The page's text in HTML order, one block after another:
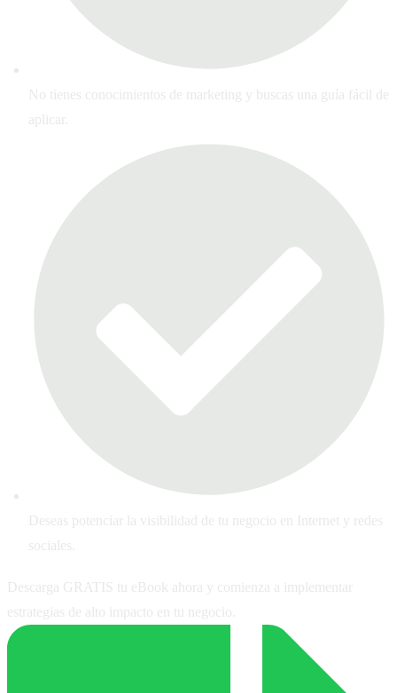
No tienes conocimientos de marketing y buscas una guía fácil de
aplicar.
Deseas potenciar la visibilidad de tu negocio en Internet y redes
sociales.
Descarga GRATIS tu eBook ahora y comienza a implementar
estrategias de alto impacto en tu negocio.